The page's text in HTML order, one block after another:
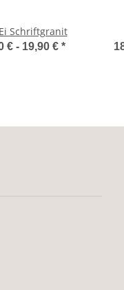
Schriftgranit
€ - 19,90 € *